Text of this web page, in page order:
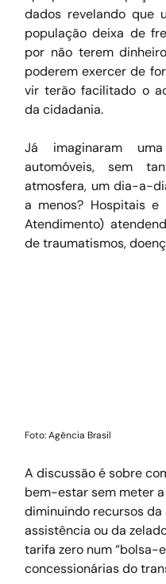
dados revelando que
população deixa de
por não terem
poderem exercer de
vir terão facilitado o
da cidadania.
Já imaginaram
automóveis, sem
atmosfera, um dia-a-
a menos? Hospitais e
Atendimento)
de traumatismos,
Foto: Agência Brasil
A discussão é sobre
bem-estar sem meter
diminuindo recursos da
assistência ou da
tarifa zero num “bolsa-
concessionárias do